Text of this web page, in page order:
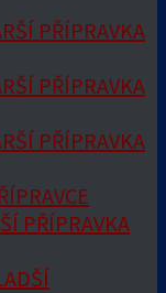
PŘÍPRAVKA
PŘÍPRAVKA
PŘÍPRAVKA
PŘÍPRAVKA